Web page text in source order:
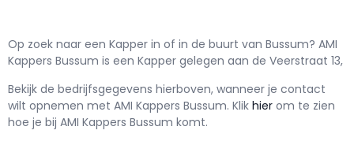
Op zoek naar een Kapper in of in de buurt van Bussum? AMI
Kappers Bussum is een Kapper gelegen aan de Veerstraat 13,
Bekijk de bedrijfsgegevens hierboven, wanneer je contact
wilt opnemen met AMI Kappers Bussum. Klik hier om te zien
hoe je bij AMI Kappers Bussum komt.